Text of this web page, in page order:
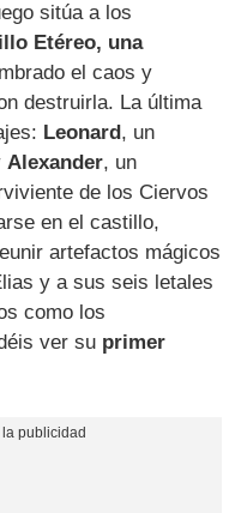
sitúa a los
Etéreo, una
el caos y
destruirla. La última
Leonard , un
Alexander, un
de los Ciervos
en el castillo,
artefactos mágicos
y a sus seis letales
como los
ver su primer